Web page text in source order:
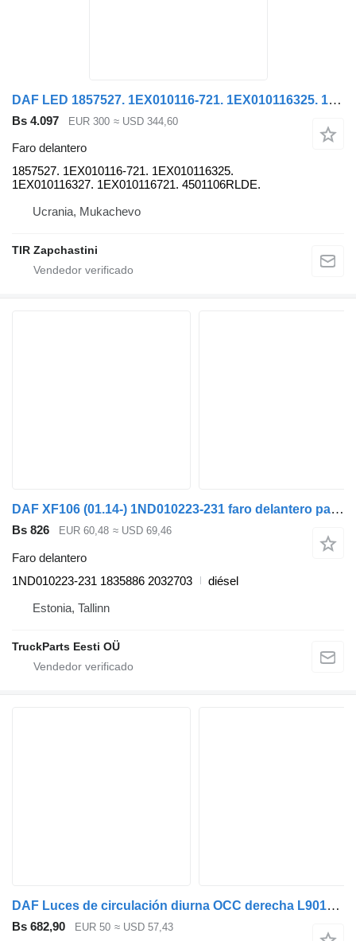
DAF LED 1857527. 1EX010116-721. 1EX010116325. 1EX010116327. 1EX010116721. 4501106RLDE. faro delantero para DAF XF cabeza tractora
Bs 4.097 EUR 300 ≈ USD 344,60
Faro delantero
1857527. 1EX010116-721. 1EX010116325.
1EX010116327. 1EX010116721. 4501106RLDE.
Ucrania, Mukachevo
TIR Zapchastini
DAF XF106 (01.14-) 1ND010223-231 faro delantero para DAF XF106 (2014-) cabeza tractora
Bs 826 EUR 60,48 ≈ USD 69,46
Faro delantero
1ND010223-231 1835886 2032703
diésel
Estonia, Tallinn
TruckParts Eesti OÜ
DAF Luces de circulación diurna OCC derecha L90172067 faro delantero para cabeza tractora
Bs 682,90 EUR 50 ≈ USD 57,43